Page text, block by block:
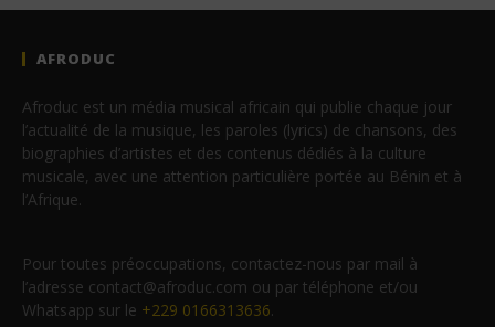
AFRODUC
Afroduc est un média musical africain qui publie chaque jour
l’actualité de la musique, les paroles (lyrics) de chansons, des
biographies d’artistes et des contenus dédiés à la culture
musicale, avec une attention particulière portée au Bénin et à
l’Afrique.
Pour toutes préoccupations, contactez-nous par mail à
l’adresse contact@afroduc.com ou par téléphone et/ou
Whatsapp sur le +229 0166313636.